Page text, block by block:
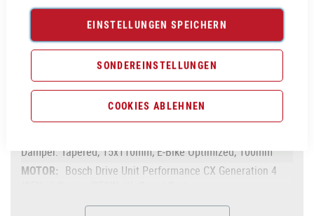
EINSTELLUNGEN SPEICHERN
SONDEREINSTELLUNGEN
COOKIES ABLEHNEN
PRODUKTINFORMATIONEN
Produktinformationen
6029713
Aluminium Superlite, Gravity Casting Technology,
Agile Comfort Geometry, Fully Integrated Battery, Boost 148,
Advanced Internal Cable Routing, 1.5 Headtube (EE:
Tapered Headtube)
Damper. Tapered, 15x110mm, E-Bike Optimized, 100mm
Bosch Drive Unit Performance CX Generation 4
85Nm